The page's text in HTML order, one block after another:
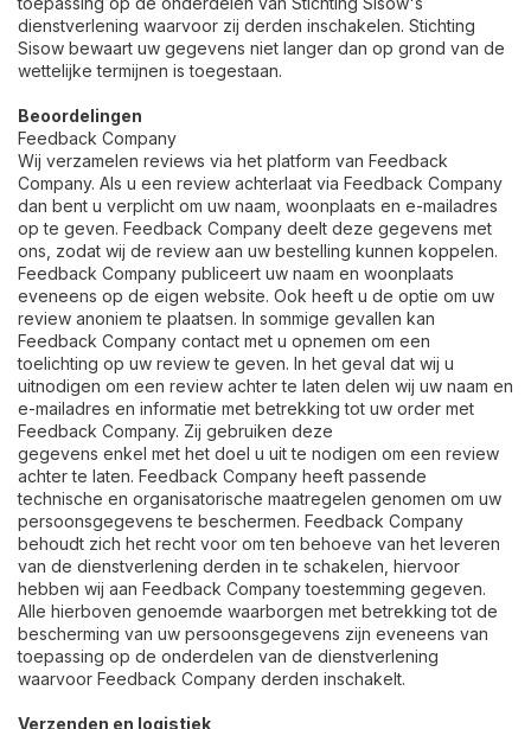
dienstverlening waarvoor zij derden inschakelen. Stichting
Sisow bewaart uw gegevens niet langer dan op grond van de
wettelijke termijnen is toegestaan.
Beoordelingen
Feedback Company
Wij verzamelen reviews via het platform van Feedback
Company. Als u een review achterlaat via Feedback Company
dan bent u verplicht om uw naam, woonplaats en e-mailadres
op te geven. Feedback Company deelt deze gegevens met
ons, zodat wij de review aan uw bestelling kunnen koppelen.
Feedback Company publiceert uw naam en woonplaats
eveneens op de eigen website. Ook heeft u de optie om uw
review anoniem te plaatsen. In sommige gevallen kan
Feedback Company contact met u opnemen om een
toelichting op uw review te geven. In het geval dat wij u
uitnodigen om een review achter te laten delen wij uw naam en
e-mailadres en informatie met betrekking tot uw order met
Feedback Company. Zij gebruiken deze
gegevens enkel met het doel u uit te nodigen om een review
achter te laten. Feedback Company heeft passende
technische en organisatorische maatregelen genomen om uw
persoonsgegevens te beschermen. Feedback Company
behoudt zich het recht voor om ten behoeve van het leveren
van de dienstverlening derden in te schakelen, hiervoor
hebben wij aan Feedback Company toestemming gegeven.
Alle hierboven genoemde waarborgen met betrekking tot de
bescherming van uw persoonsgegevens zijn eveneens van
toepassing op de onderdelen van de dienstverlening
waarvoor Feedback Company derden inschakelt.
Verzenden en logistiek